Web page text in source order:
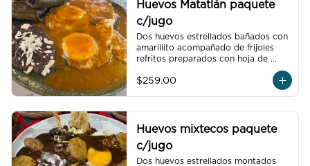
Huevos Matatlán paquete
c/jugo
Dos huevos estrellados bañados con
amarillito acompañado de frijoles
refritos preparados con hoja de
pollo con amarillito, un vaso de jugo
de temporada natural de 250 ml y
de pluma hidalgo, oaxaca, un pan
dulce mini y un bolillo mini, un pan
dulce mini y un bolillo mini.
$259.00
Huevos mixtecos paquete
c/jugo
Dos huevos estrellados montados